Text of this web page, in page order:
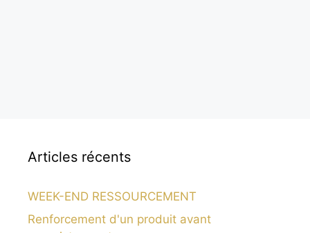
Articles récents
WEEK-END RESSOURCEMENT
Renforcement d'un produit avant